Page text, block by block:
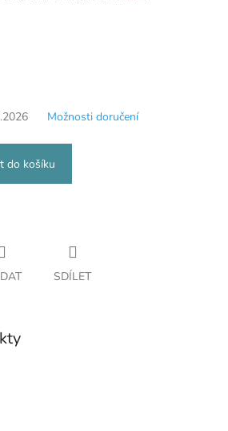
Možnosti doručení
do košíku
SDÍLET